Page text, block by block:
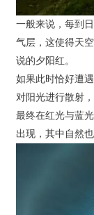
一般来说，每到
气层，这使得天
说的夕阳红。
如果此时恰好遭
对阳光进行散射
最终在红光与蓝
出现，其中自然